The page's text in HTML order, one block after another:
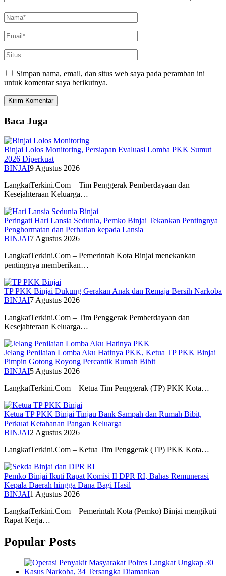
Simpan nama, email, dan situs web saya pada peramban ini
untuk komentar saya berikutnya.
Baca Juga
Binjai Lolos Monitoring, Persiapan Evaluasi Lomba PKK Sumut
2026 Diperkuat
BINJAI9 Agustus 2026
LangkatTerkini.Com – Tim Penggerak Pemberdayaan dan
Kesejahteraan Keluarga…
Peringati Hari Lansia Sedunia, Pemko Binjai Tekankan Pentingnya
Penghormatan dan Perhatian kepada Lansia
BINJAI7 Agustus 2026
LangkatTerkini.Com – Pemerintah Kota Binjai menekankan
pentingnya memberikan…
TP PKK Binjai Dukung Gerakan Anak dan Remaja Bersih Narkoba
BINJAI7 Agustus 2026
LangkatTerkini.Com – Tim Penggerak Pemberdayaan dan
Kesejahteraan Keluarga…
Jelang Penilaian Lomba Aku Hatinya PKK, Ketua TP PKK Binjai
Pimpin Gotong Royong Percantik Rumah Bibit
BINJAI5 Agustus 2026
LangkatTerkini.Com – Ketua Tim Penggerak (TP) PKK Kota…
Ketua TP PKK Binjai Tinjau Bank Sampah dan Rumah Bibit,
Perkuat Ketahanan Pangan Keluarga
BINJAI2 Agustus 2026
LangkatTerkini.Com – Ketua Tim Penggerak (TP) PKK Kota…
Pemko Binjai Ikuti Rapat Komisi II DPR RI, Bahas Remunerasi
Kepala Daerah hingga Dana Bagi Hasil
BINJAI1 Agustus 2026
LangkatTerkini.Com – Pemerintah Kota (Pemko) Binjai mengikuti
Rapat Kerja…
Popular Posts